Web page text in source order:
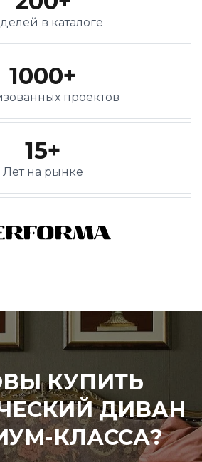
в каталоге
1000+
проектов
15+
Лет на рынке
КУПИТЬ
ДИВАН
КЛАССА?